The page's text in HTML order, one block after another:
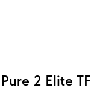
2 Elite TF